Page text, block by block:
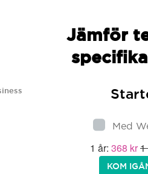
Jämför
Med
1 år: 368 kr1
KOM